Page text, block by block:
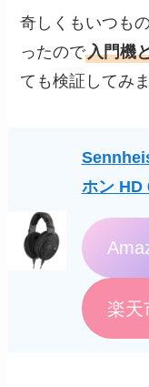
奇しくもいつも
ったので入門機
ても検証してみま
ホン HD
楽天